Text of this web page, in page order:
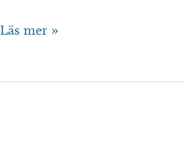
Play
Läs mer »